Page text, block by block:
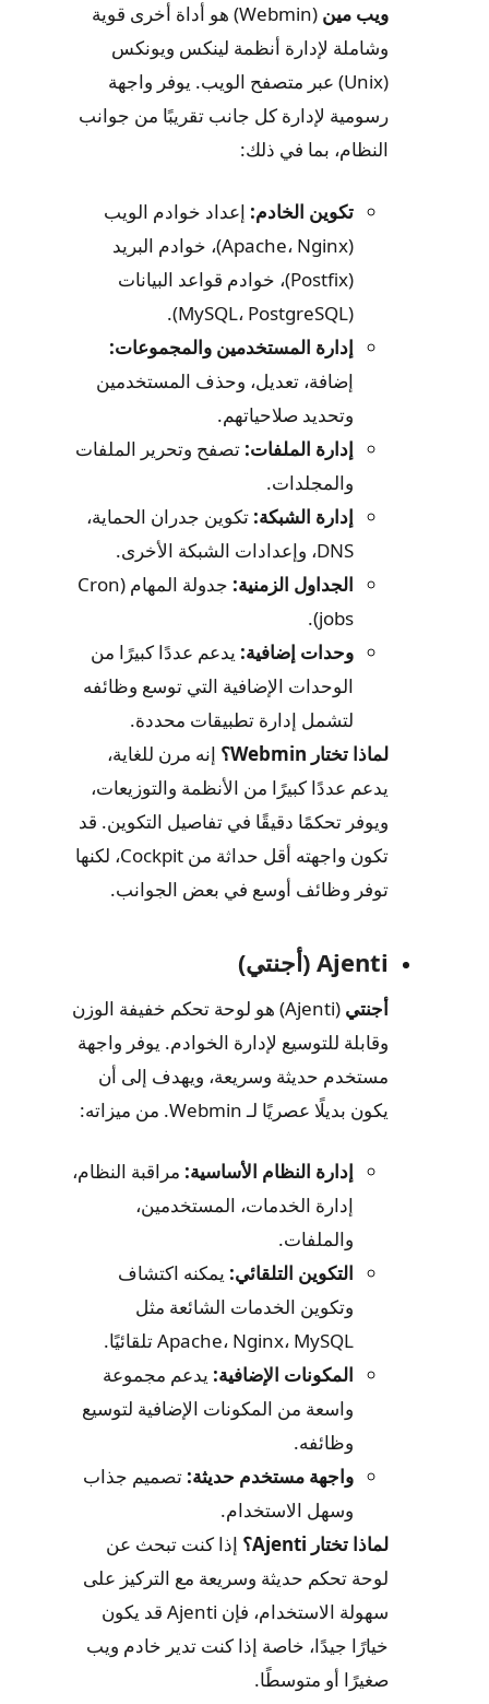
ويب مين
(Webmin) هو أداة أخرى قوية
وشاملة لإدارة أنظمة لينكس ويونكس
(Unix) عبر متصفح الويب. يوفر واجهة
رسومية لإدارة كل جانب تقريبًا من جوانب
النظام، بما في ذلك:
تكوين الخادم: إعداد خوادم الويب
(Apache، Nginx)، خوادم البريد
(Postfix)، خوادم قواعد البيانات
(MySQL، PostgreSQL).
إدارة المستخدمين والمجموعات:
إضافة، تعديل، وحذف المستخدمين
وتحديد صلاحياتهم.
إدارة الملفات: تصفح وتحرير الملفات
والمجلدات.
إدارة الشبكة: تكوين جدران الحماية،
DNS، وإعدادات الشبكة الأخرى.
الجداول الزمنية:
جدولة المهام (Cron
jobs).
وحدات إضافية: يدعم عددًا كبيرًا من
الوحدات الإضافية التي توسع وظائفه
لتشمل إدارة تطبيقات محددة.
لماذا تختار Webmin؟
إنه مرن للغاية،
يدعم عددًا كبيرًا من الأنظمة والتوزيعات،
ويوفر تحكمًا دقيقًا في تفاصيل التكوين. قد
تكون واجهته أقل حداثة من Cockpit، لكنها
توفر وظائف أوسع في بعض الجوانب.
Ajenti (أجنتي)
أجنتي
(Ajenti) هو لوحة تحكم خفيفة الوزن
وقابلة للتوسيع لإدارة الخوادم. يوفر واجهة
مستخدم حديثة وسريعة، ويهدف إلى أن
يكون بديلًا عصريًا لـ Webmin. من ميزاته:
إدارة النظام الأساسية: مراقبة النظام،
إدارة الخدمات، المستخدمين،
والملفات.
التكوين التلقائي: يمكنه اكتشاف
وتكوين الخدمات الشائعة مثل
Apache، Nginx، MySQL تلقائيًا.
المكونات الإضافية: يدعم مجموعة
واسعة من المكونات الإضافية لتوسيع
وظائفه.
واجهة مستخدم حديثة: تصميم جذاب
وسهل الاستخدام.
لماذا تختار Ajenti؟
إذا كنت تبحث عن
لوحة تحكم حديثة وسريعة مع التركيز على
سهولة الاستخدام، فإن Ajenti قد يكون
خيارًا جيدًا، خاصة إذا كنت تدير خادم ويب
صغيرًا أو متوسطًا.